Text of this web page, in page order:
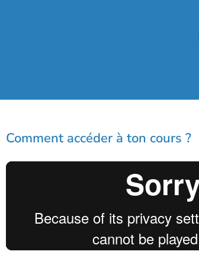
Comment accéder à ton cours ?